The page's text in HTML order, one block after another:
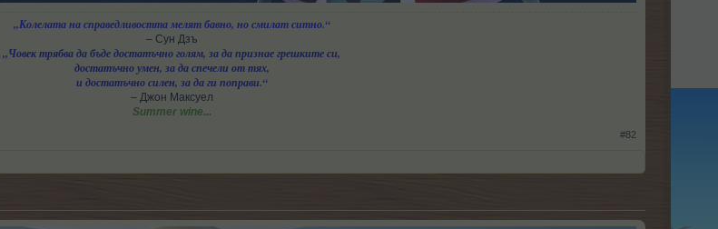
„Колелата на справедливостта мелят бавно, но смилат ситно.“
– Сун Дзъ
„Човек трябва да бъде достатъчно голям, за да признае грешките си,
достатъчно умен, за да спечели от тях,
и достатъчно силен, за да ги поправи.“
– Джон Максуел
Summer wine...
#82